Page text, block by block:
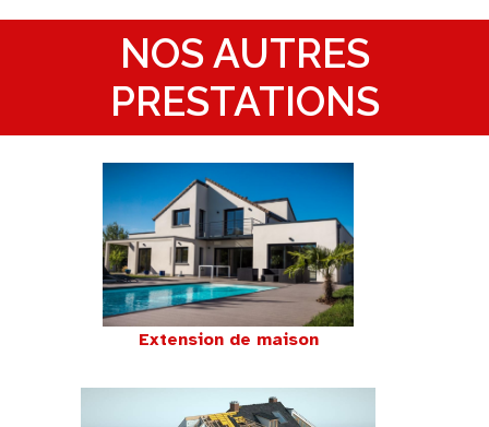
NOS AUTRES
PRESTATIONS
Extension de maison